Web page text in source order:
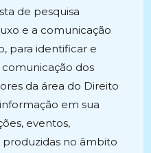
de pesquisa
e a comunicação
para identificar e
dos
da área do Direito
em sua
eventos,
produzidas no âmbito